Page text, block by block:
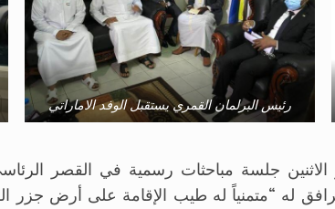
رئيس البرلمان القمري يستقبل الوفد الاماراتي
جلسة مباحثات رسمية في القصر
له “متمنياً له طيب الإقامة على أرض جزر